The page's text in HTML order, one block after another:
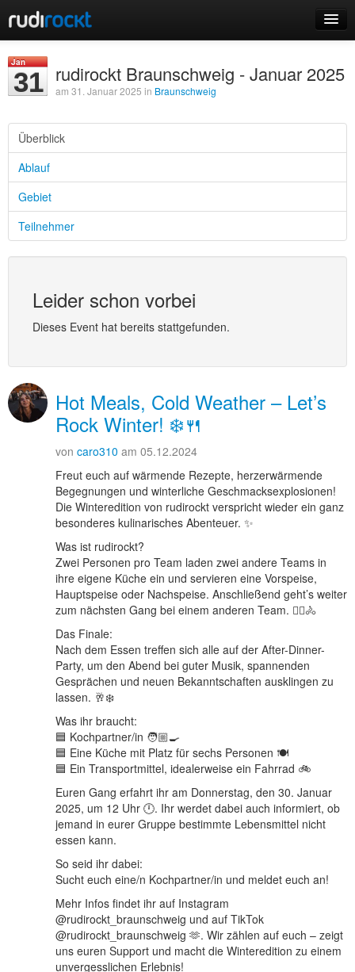
Events
Login
Registrieren
Jan
31 rudirockt Braunschweig - Januar 2025
am 31. Januar 2025 in Braunschweig
Überblick
Ablauf
Gebiet
Teilnehmer
Leider schon vorbei
Dieses Event hat bereits stattgefunden.
Hot Meals, Cold Weather – Let’s
Rock Winter! ❄️🍴
von caro310 am 05.12.2024
Freut euch auf wärmende Rezepte, herzerwärmende
Begegnungen und winterliche Geschmacksexplosionen!
Die Winteredition von rudirockt verspricht wieder ein ganz
besonderes kulinarisches Abenteuer. ✨
Was ist rudirockt?
Zwei Personen pro Team laden zwei andere Teams in
ihre eigene Küche ein und servieren eine Vorspeise,
Hauptspeise oder Nachspeise. Anschließend geht’s weiter
zum nächsten Gang bei einem anderen Team. 🏃‍♀️🚴
Das Finale:
Nach dem Essen treffen sich alle auf der After-Dinner-
Party, um den Abend bei guter Musik, spannenden
Gesprächen und neuen Bekanntschaften ausklingen zu
lassen. 🥂❄️
Was ihr braucht:
🟦 Kochpartner/in 🧑🏼‍🍳
🟦 Eine Küche mit Platz für sechs Personen 🍽
🟦 Ein Transportmittel, idealerweise ein Fahrrad 🚲
Euren Gang erfahrt ihr am Donnerstag, den 30. Januar
2025, um 12 Uhr 🕛. Ihr werdet dabei auch informiert, ob
jemand in eurer Gruppe bestimmte Lebensmittel nicht
essen kann.
So seid ihr dabei:
Sucht euch eine/n Kochpartner/in und meldet euch an!
Mehr Infos findet ihr auf Instagram
@rudirockt_braunschweig und auf TikTok
@rudirockt_braunschweig 🫶. Wir zählen auf euch – zeigt
uns euren Support und macht die Winteredition zu einem
unvergesslichen Erlebnis!